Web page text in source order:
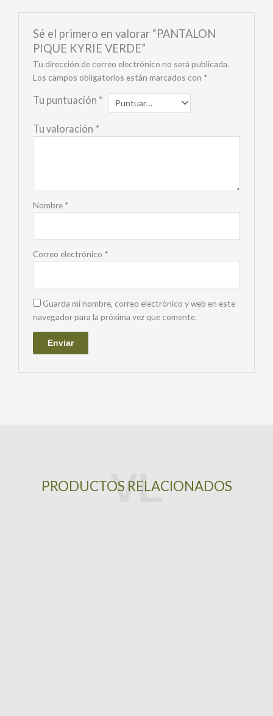
Sé el primero en valorar “PANTALON
PIQUE KYRIE VERDE”
Tu dirección de correo electrónico no será publicada.
Los campos obligatorios están marcados con *
Tu puntuación *
Tu valoración *
Nombre *
Correo electrónico *
Guarda mi nombre, correo electrónico y web en este
navegador para la próxima vez que comente.
PRODUCTOS RELACIONADOS